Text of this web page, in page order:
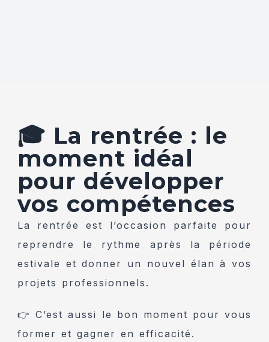
🎓 La rentrée : le
moment idéal
pour développer
vos compétences
La rentrée est l’occasion parfaite pour
reprendre le rythme après la période
estivale et donner un nouvel élan à vos
projets professionnels.
👉 C’est aussi le bon moment pour vous
former et gagner en efficacité.